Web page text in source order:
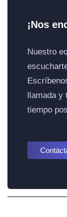
¡Nos
Nuestro
llamada y
tiempo